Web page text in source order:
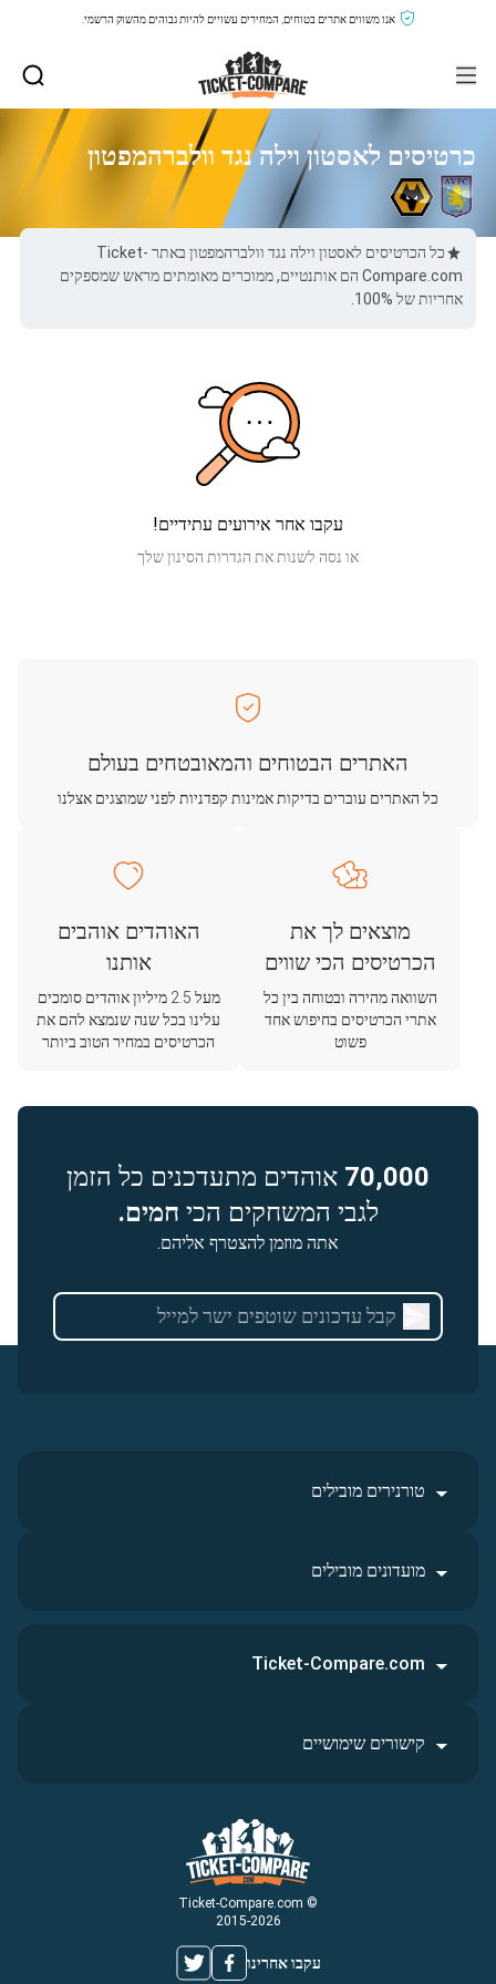
אנו משווים אתרים בטוחים, המחירים עשויים להיות גבוהים מהשוק הרשמי.
כרטיסים לאסטון וילה נגד וולברהמפטון
כל הכרטיסים לאסטון וילה נגד וולברהמפטון באתר Ticket-
Compare.com הם אותנטיים, ממוכרים מאומתים מראש שמספקים
אחריות של 100%.
עקבו אחר אירועים עתידיים!
או נסה לשנות את הגדרות הסינון שלך
האתרים הבטוחים והמאובטחים בעולם
כל האתרים עוברים בדיקות אמינות קפדניות לפני שמוצגים אצלנו
מוצאים לך את
הכרטיסים הכי שווים
השוואה מהירה ובטוחה בין כל
אתרי הכרטיסים בחיפוש אחד
פשוט
האוהדים אוהבים
אותנו
מעל 2.5 מיליון אוהדים סומכים
עלינו בכל שנה שנמצא להם את
הכרטיסים במחיר הטוב ביותר
70,000 אוהדים מתעדכנים כל הזמן
לגבי המשחקים הכי חמים.
אתה מוזמן להצטרף אליהם.
טורנירים מובילים
מועדונים מובילים
© Ticket-Compare.com
2015-2026
עקבו אחרינו
Ticket-Compare.com
קישורים שימושיים